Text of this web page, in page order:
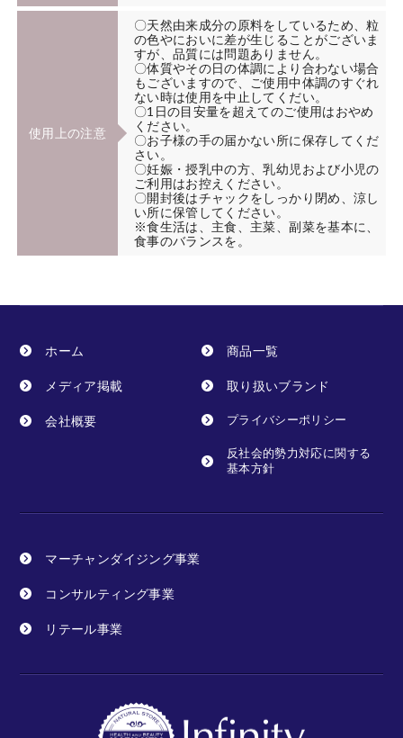
使用上の注意
〇天然由来成分の原料をしているため、粒
の色やにおいに差が生じることがございま
すが、品質には問題ありません。
〇体質やその日の体調により合わない場合
もございますので、ご使用中体調のすぐれ
ない時は使用を中止してくだい。
〇1日の目安量を超えてのご使用はおやめ
ください。
〇お子様の手の届かない所に保存してくだ
さい。
〇妊娠・授乳中の方、乳幼児および小児の
ご利用はお控えください。
〇開封後はチャックをしっかり閉め、涼し
い所に保管してください。
※食生活は、主食、主菜、副菜を基本に、
食事のバランスを。
ホーム 商品一覧
メディア掲載 取り扱いブランド
会社概要 プライバシーポリシー
反社会的勢力対応に関する
基本方針
マーチャンダイジング事業
コンサルティング事業
リテール事業